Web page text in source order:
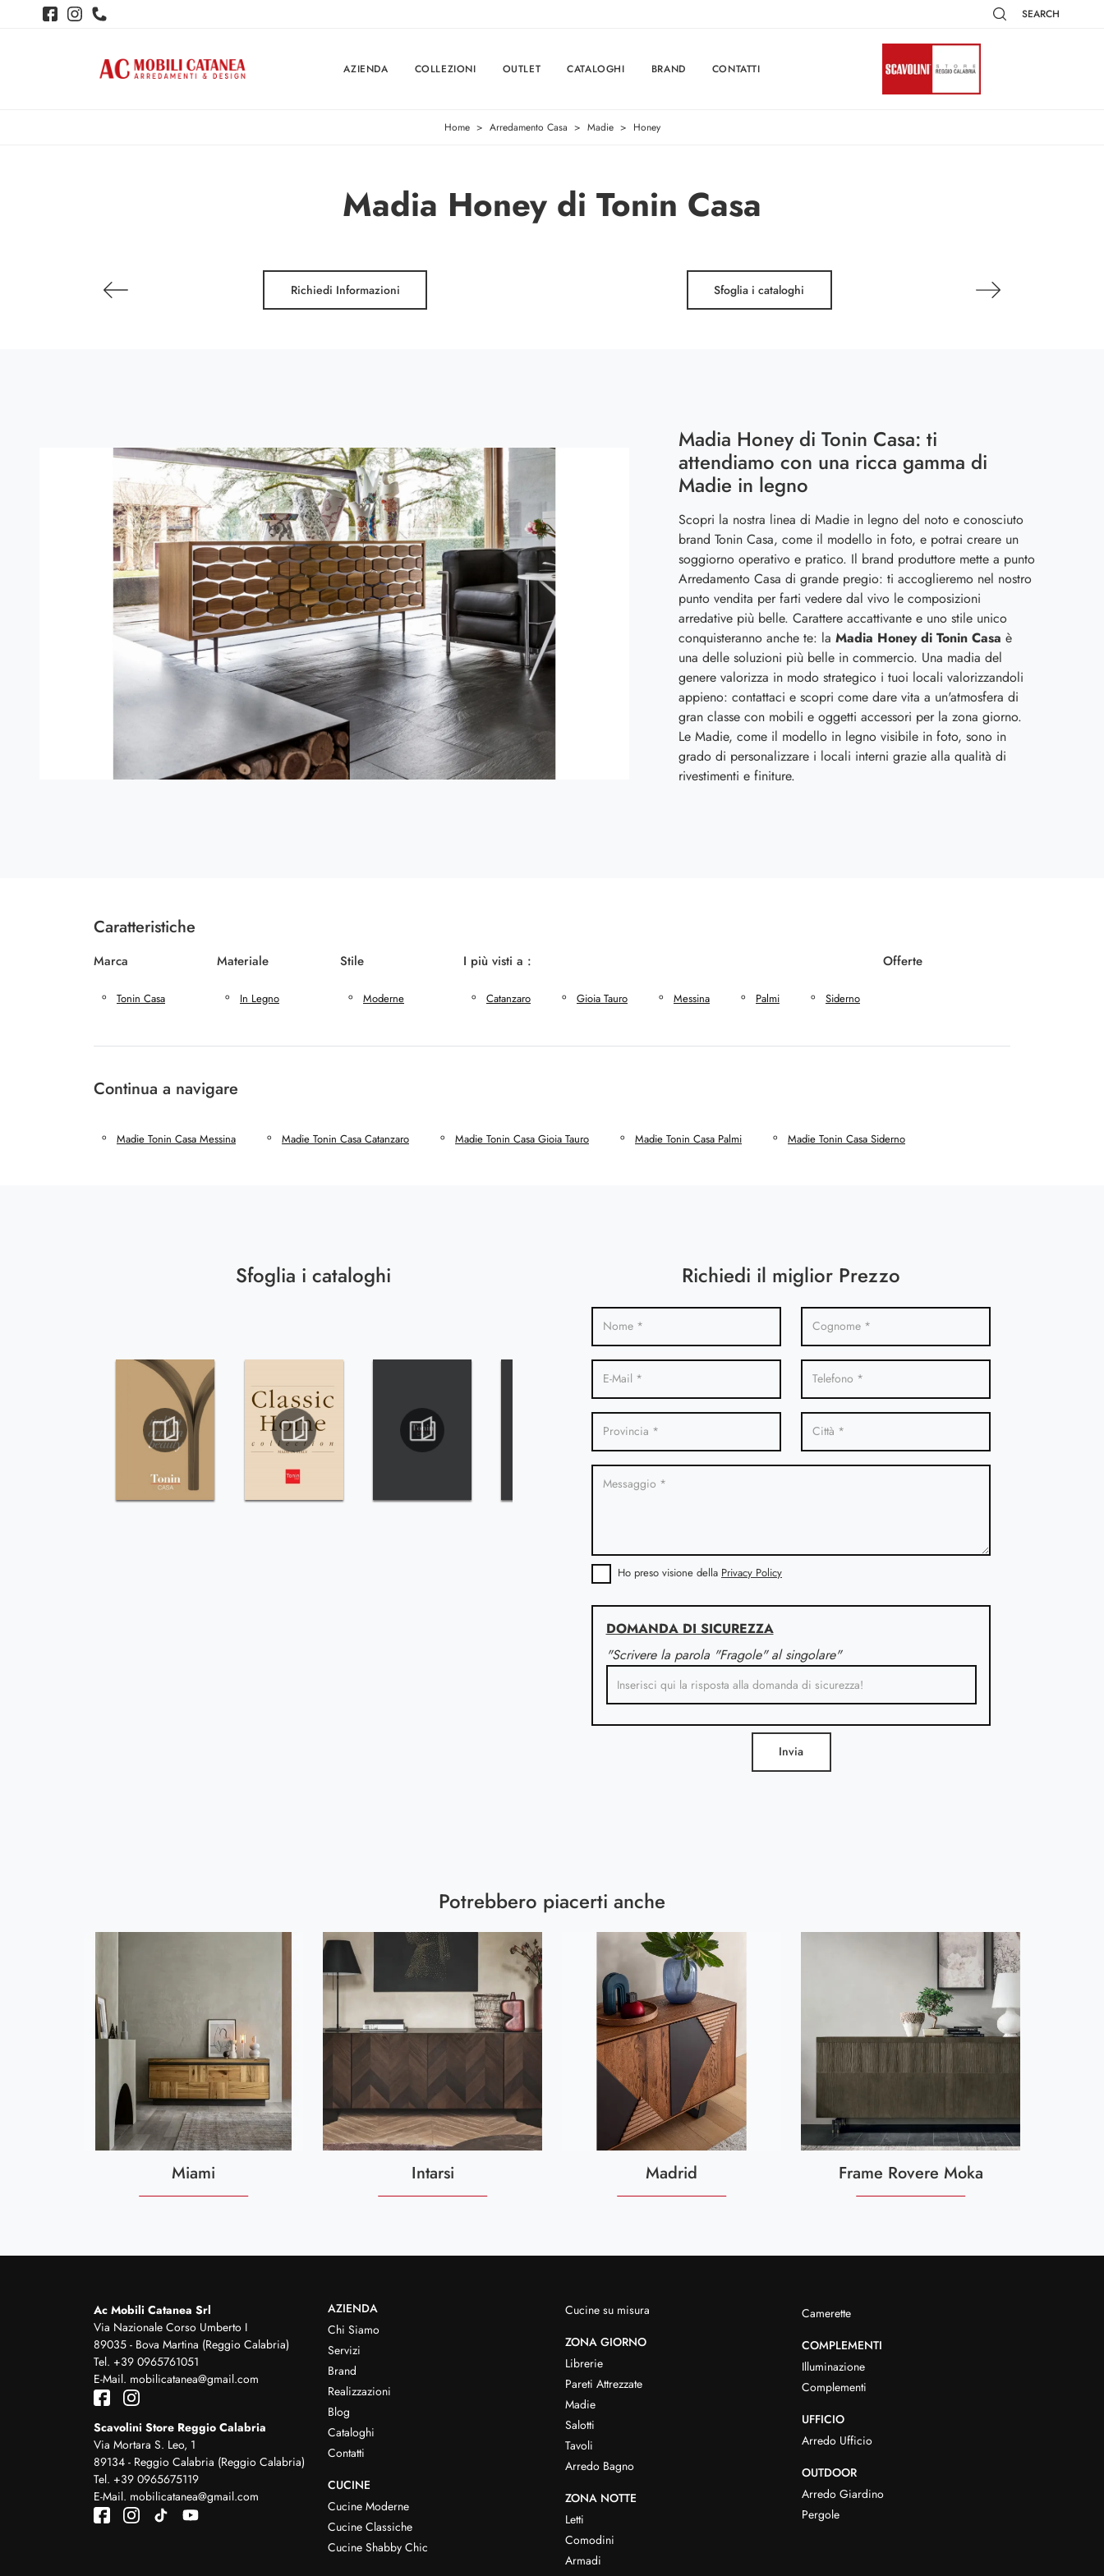
SEARCH
AZIENDA COLLEZIONI OUTLET CATALOGHI BRAND CONTATTI
Home > Arredamento Casa > Madie > Honey
Madia Honey di Tonin Casa
Richiedi Informazioni Sfoglia i cataloghi
Madia Honey di Tonin Casa: ti
attendiamo con una ricca gamma di
Madie in legno
Scopri la nostra linea di Madie in legno del noto e conosciuto
brand Tonin Casa, come il modello in foto, e potrai creare un
soggiorno operativo e pratico. Il brand produttore mette a punto
Arredamento Casa di grande pregio: ti accoglieremo nel nostro
punto vendita per farti vedere dal vivo le composizioni
arredative più belle. Carattere accattivante e uno stile unico
conquisteranno anche te: la Madia Honey di Tonin Casa è
una delle soluzioni più belle in commercio. Una madia del
genere valorizza in modo strategico i tuoi locali valorizzandoli
appieno: contattaci e scopri come dare vita a un'atmosfera di
gran classe con mobili e oggetti accessori per la zona giorno.
Le Madie, come il modello in legno visibile in foto, sono in
grado di personalizzare i locali interni grazie alla qualità di
rivestimenti e finiture.
Caratteristiche
Marca
Tonin Casa
Materiale
In Legno
Stile
Moderne
I più visti a :
Catanzaro Gioia Tauro Messina Palmi Siderno
Offerte
Continua a navigare
Madie Tonin Casa Messina Madie Tonin Casa Catanzaro Madie Tonin Casa Gioia Tauro Madie Tonin Casa Palmi Madie Tonin Casa Siderno
Sfoglia i cataloghi Richiedi il miglior Prezzo
Ho preso visione della Privacy Policy
DOMANDA DI SICUREZZA
"Scrivere la parola "Fragole" al singolare"
Invia
Potrebbero piacerti anche
Miami Intarsi Madrid Frame Rovere Moka
Ac Mobili Catanea Srl
Via Nazionale Corso Umberto I
89035 - Bova Martina (Reggio Calabria)
Tel. +39 0965761051
E-Mail. mobilicatanea@gmail.com
Scavolini Store Reggio Calabria
Via Mortara S. Leo, 1
89134 - Reggio Calabria (Reggio Calabria)
Tel. +39 0965675119
E-Mail. mobilicatanea@gmail.com
AZIENDA
Chi Siamo
Servizi
Brand
Realizzazioni
Blog
Cataloghi
Contatti
CUCINE
Cucine Moderne
Cucine Classiche
Cucine Shabby Chic
Cucine su misura
ZONA GIORNO
Librerie
Pareti Attrezzate
Madie
Salotti
Tavoli
Arredo Bagno
ZONA NOTTE
Letti
Comodini
Armadi
Camerette
COMPLEMENTI
Illuminazione
Complementi
UFFICIO
Arredo Ufficio
OUTDOOR
Arredo Giardino
Pergole